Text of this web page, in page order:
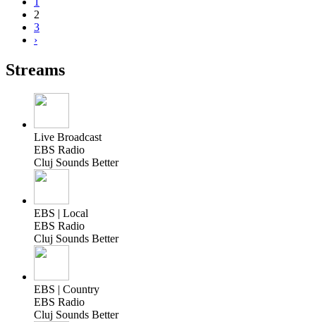
2
3
›
Streams
Live Broadcast
EBS Radio
Cluj Sounds Better
EBS | Local
EBS Radio
Cluj Sounds Better
EBS | Country
EBS Radio
Cluj Sounds Better